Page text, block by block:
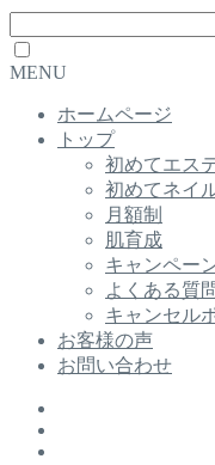
MENU
ホームページ
トップ
初めてエス
初めてネイ
月額制
肌育成
キャンペー
よくある質
キャンセル
お客様の声
お問い合わせ